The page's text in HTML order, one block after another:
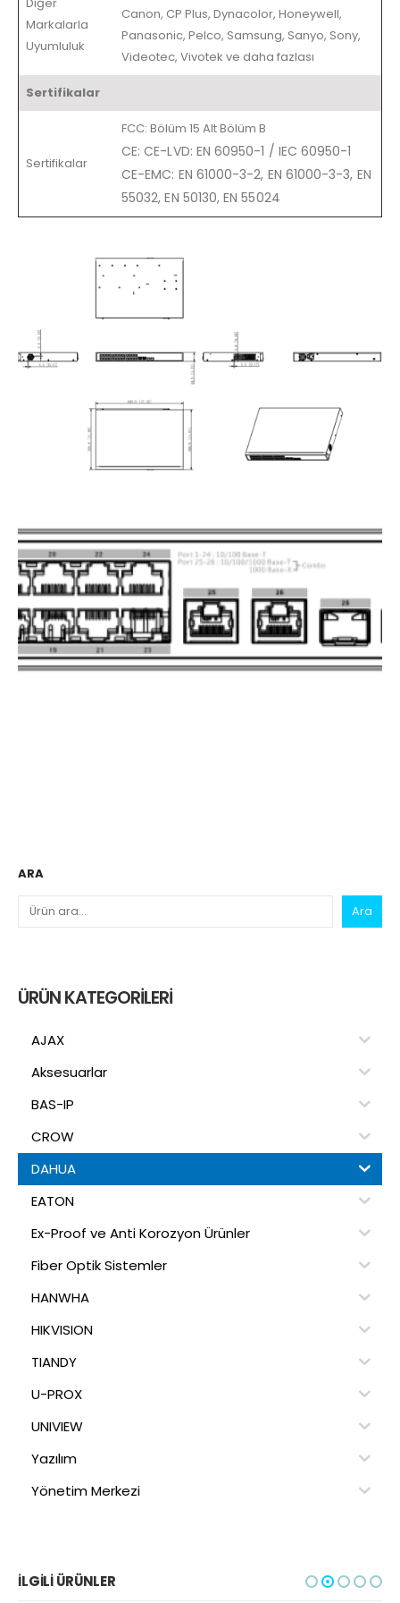
Markalarla
Uyumluluk
Canon, CP Plus, Dynacolor, Honeywell,
Panasonic, Pelco, Samsung, Sanyo, Sony,
Videotec, Vivotek ve daha fazlası
Sertifikalar
Sertifikalar
FCC: Bölüm 15 Alt Bölüm B
CE: CE-LVD: EN 60950-1 / IEC 60950-1
CE-EMC: EN 61000-3-2, EN 61000-3-3, EN
55032, EN 50130, EN 55024
ARA
Ara
ÜRÜN KATEGORILERI
AJAX
Aksesuarlar
BAS-IP
CROW
DAHUA
EATON
Ex-Proof ve Anti Korozyon Ürünler
Fiber Optik Sistemler
HANWHA
HIKVISION
TIANDY
U-PROX
UNIVIEW
Yazılım
Yönetim Merkezi
İLGILI ÜRÜNLER